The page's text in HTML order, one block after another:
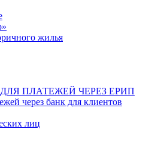
жилья
ПЛАТЕЖЕЙ ЧЕРЕЗ ЕРИП
через банк для клиентов
лиц